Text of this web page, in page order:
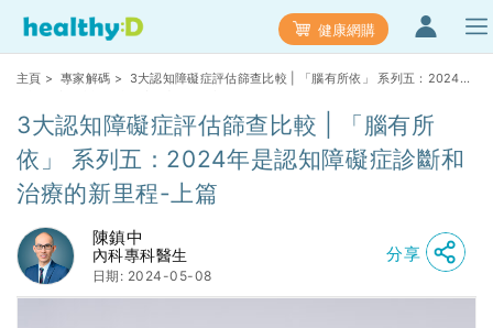
健康網購
主頁 > 專家解碼 > 3大認知障礙症評估篩查比較 | 「腦有所依」 系列五：2024年
3大認知障礙症評估篩查比較 | 「腦有所
依」 系列五：2024年是認知障礙症診斷和
治療的新里程-上篇
陳鎮中
內科專科醫生
日期: 2024-05-08
分享